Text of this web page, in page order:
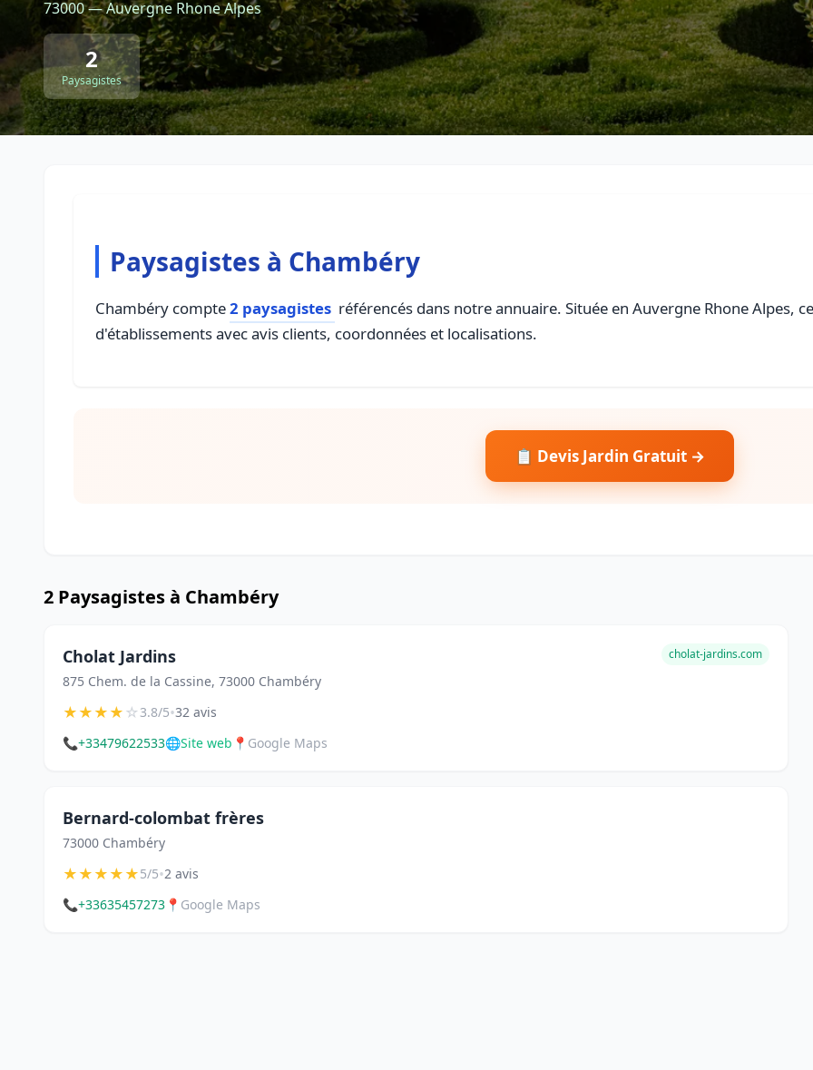
73000 — Auvergne Rhone Alpes
2
Paysagistes
Paysagistes à Chambéry
Chambéry compte2 paysagistes référencés dans notre annuaire. Située en Auvergne Rhone Alpes,
d'établissements avec avis clients, coordonnées et localisations.
📋 Devis Jardin Gratuit →
2 Paysagistes à Chambéry
Cholat Jardins
875 Chem. de la Cassine, 73000 Chambéry
cholat-jardins.com
★★★★☆3.8/5•32 avis
📞+33479622533🌐Site web 📍 Google Maps
Bernard-colombat frères
73000 Chambéry
★★★★★5/5•2 avis
📞+33635457273 📍 Google Maps